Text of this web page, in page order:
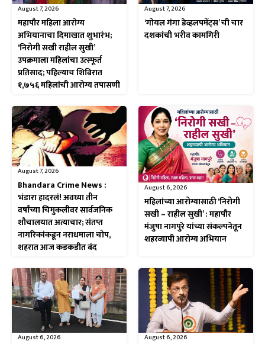
August 7, 2026
महापौर महिला आरोग्य
अभियानाचा दिमाखात शुभारंभ;
‘निरोगी सखी राहील सुखी’
उपक्रमाला महिलांचा उत्स्फूर्त
प्रतिसाद; पहिल्याच शिबिरात
१,७५६ महिलांची आरोग्य तपासणी
August 7, 2026
‘गोयल गंगा डेव्हलपमेंट्स’ ची चार
दशकांची भरीव कामगिरी
August 7, 2026
Bhandara Crime News :
भंडारा हादरलं! अवघ्या तीन
वर्षांच्या चिमुकलीवर सार्वजनिक
शौचालयात अत्याचार; संतप्त
नागरिकांकडून नराधमाला चोप,
शहरात आज कडकडीत बंद
August 6, 2026
महिलांच्या आरोग्यासाठी ‘निरोगी
सखी – राहील सुखी’ : महापौर
मंजुषा नागपुरे यांच्या संकल्पनेतून
शहरव्यापी आरोग्य अभियान
August 6, 2026 August 6, 2026